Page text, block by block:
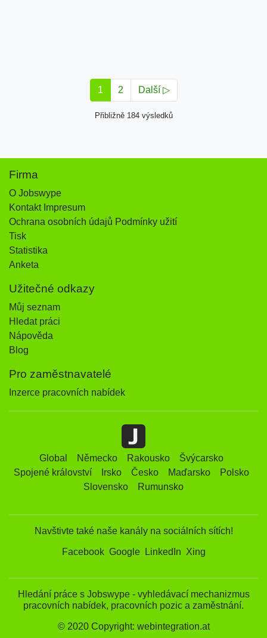
1 2 Další ▷
Přibližně 184 výsledků
Firma
O Jobswype
Kontakt Impresum
Ochrana osobních údajů Podmínky užití
Tisk
Statistika
Anketa
Užitečné odkazy
Můj seznam
Hledat práci
Nápověda
Blog
Pro zaměstnavatelé
Inzerce pracovních nabídek
Global Německo Rakousko
Švýcarsko
Spojené království
Irsko Česko Maďarsko
Polsko
Slovensko
Rumunsko
Navštivte také naše kanály na sociálních sítích!
Facebook Google LinkedIn Xing
Hledání práce s Jobswype - vyhledávací mechanizmus
pracovních nabídek, pracovních pozic a zaměstnání.
© 2020 Copyright: webintegration.at